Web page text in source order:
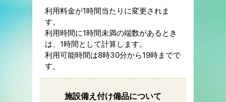
利用料金が1時間当たりに変更されま
す。
利用時間に1時間未満の端数があるとき
は、1時間として計算します。
利用可能時間は8時30分から19時までで
す。
施設備え付け備品について